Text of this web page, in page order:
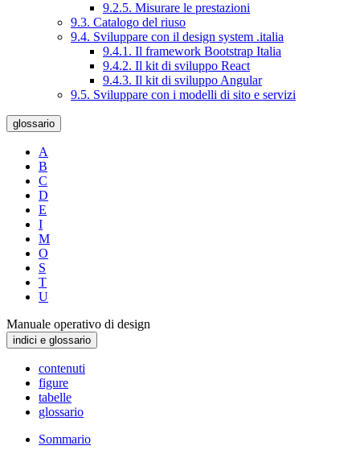
9.2.5. Misurare le prestazioni
9.3. Catalogo del riuso
9.4. Sviluppare con il design system .italia
9.4.1. Il framework Bootstrap Italia
9.4.2. Il kit di sviluppo React
9.4.3. Il kit di sviluppo Angular
9.5. Sviluppare con i modelli di sito e servizi
glossario
A
B
C
D
E
I
M
O
S
T
U
Manuale operativo di design
indici e glossario
contenuti
figure
tabelle
glossario
Sommario